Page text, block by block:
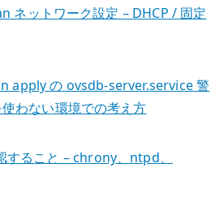
ネットワーク設定 – DHCP / 固定
apply の ovsdb-server.service 警
わない環境での考え方
すること – chrony、ntpd、